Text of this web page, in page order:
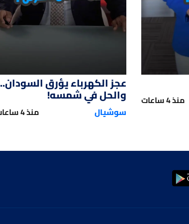
منذ 4 ساعات
عجز الكهرباء يؤرق السودان..
والحل في شمسه!
سوشيال منذ 4 ساعات